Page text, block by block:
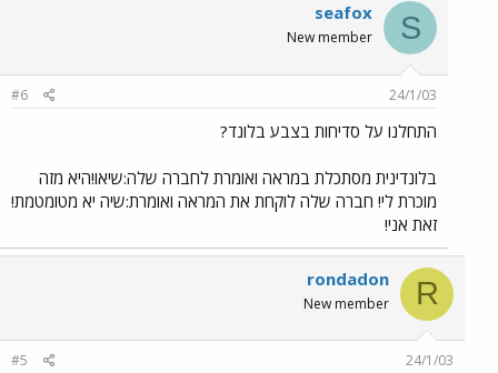
S
seafox
New member
24/1/03
#6
התחלנו על סדיחות בצבע בלונד?
בלונדינית מסתכלת במראה ואומרת לחברה שלה:שיאו!היא מזה
מוכרת לי! חברה שלה לוקחת את המראה ואומרת:שיה יא מטומטמת!
זאת אני!
R
rondadon
New member
24/1/03
#5